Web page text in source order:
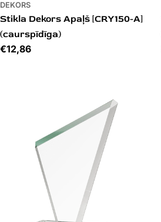
DEKORS
Stikla Dekors Apaļš [CRY150-A]
(caurspīdīga)
Cena
€12,86